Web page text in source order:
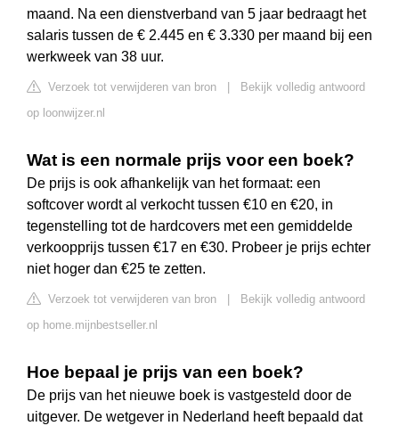
maand. Na een dienstverband van 5 jaar bedraagt het
salaris tussen de € 2.445 en € 3.330 per maand bij een
werkweek van 38 uur.
Verzoek tot verwijderen van bron
Bekijk volledig antwoord
op loonwijzer.nl
Wat is een normale prijs voor een boek?
De prijs is ook afhankelijk van het formaat: een
softcover wordt al verkocht tussen €10 en €20, in
tegenstelling tot de hardcovers met een gemiddelde
verkoopprijs tussen €17 en €30. Probeer je prijs echter
niet hoger dan €25 te zetten.
Verzoek tot verwijderen van bron
Bekijk volledig antwoord
op home.mijnbestseller.nl
Hoe bepaal je prijs van een boek?
De prijs van het nieuwe boek is vastgesteld door de
uitgever. De wetgever in Nederland heeft bepaald dat